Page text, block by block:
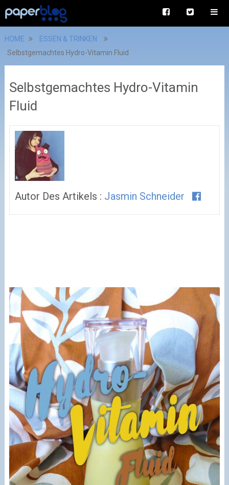
HOME
ESSEN & TRINKEN
Selbstgemachtes Hydro-Vitamin Fluid
Selbstgemachtes Hydro-Vitamin
Fluid
Autor Des Artikels : Jasmin Schneider